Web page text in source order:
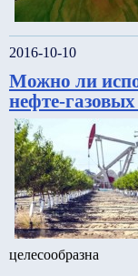
2016-10-10
Можно ли
нефте-
целесообразна